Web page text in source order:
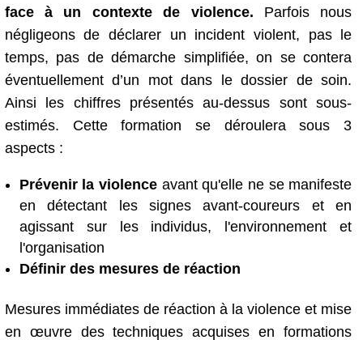
face à un contexte de violence. Parfois nous
négligeons de déclarer un incident violent, pas le
temps, pas de démarche simplifiée, on se contera
éventuellement d’un mot dans le dossier de soin.
Ainsi les chiffres présentés au-dessus sont sous-
estimés. Cette formation se déroulera sous 3
aspects :
Prévenir la violence avant qu'elle ne se manifeste
en détectant les signes avant-coureurs et en
agissant sur les individus, l'environnement et
l'organisation
Définir des mesures de réaction
Mesures immédiates de réaction à la violence et mise
en œuvre des techniques acquises en formations